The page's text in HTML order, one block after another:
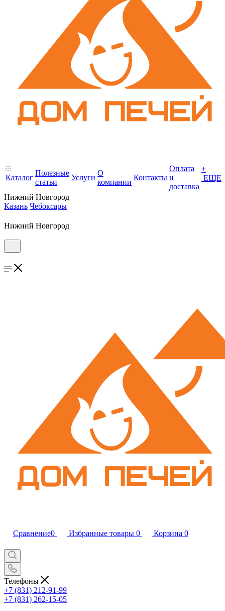
Каталог
Полезные
статьи
Услуги
О
компании
Контакты
Оплата
и
доставка
+
ЕЩЕ
Нижний Новгород
Казань Чебоксары
Нижний Новгород
Сравнение0 Избранные товары 0 Корзина 0
Телефоны
+7 (831) 212-91-99
+7 (831) 262-15-05